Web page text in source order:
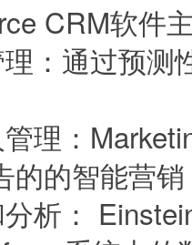
CRM软件
：通过预测
理：
的的智能营销
析：